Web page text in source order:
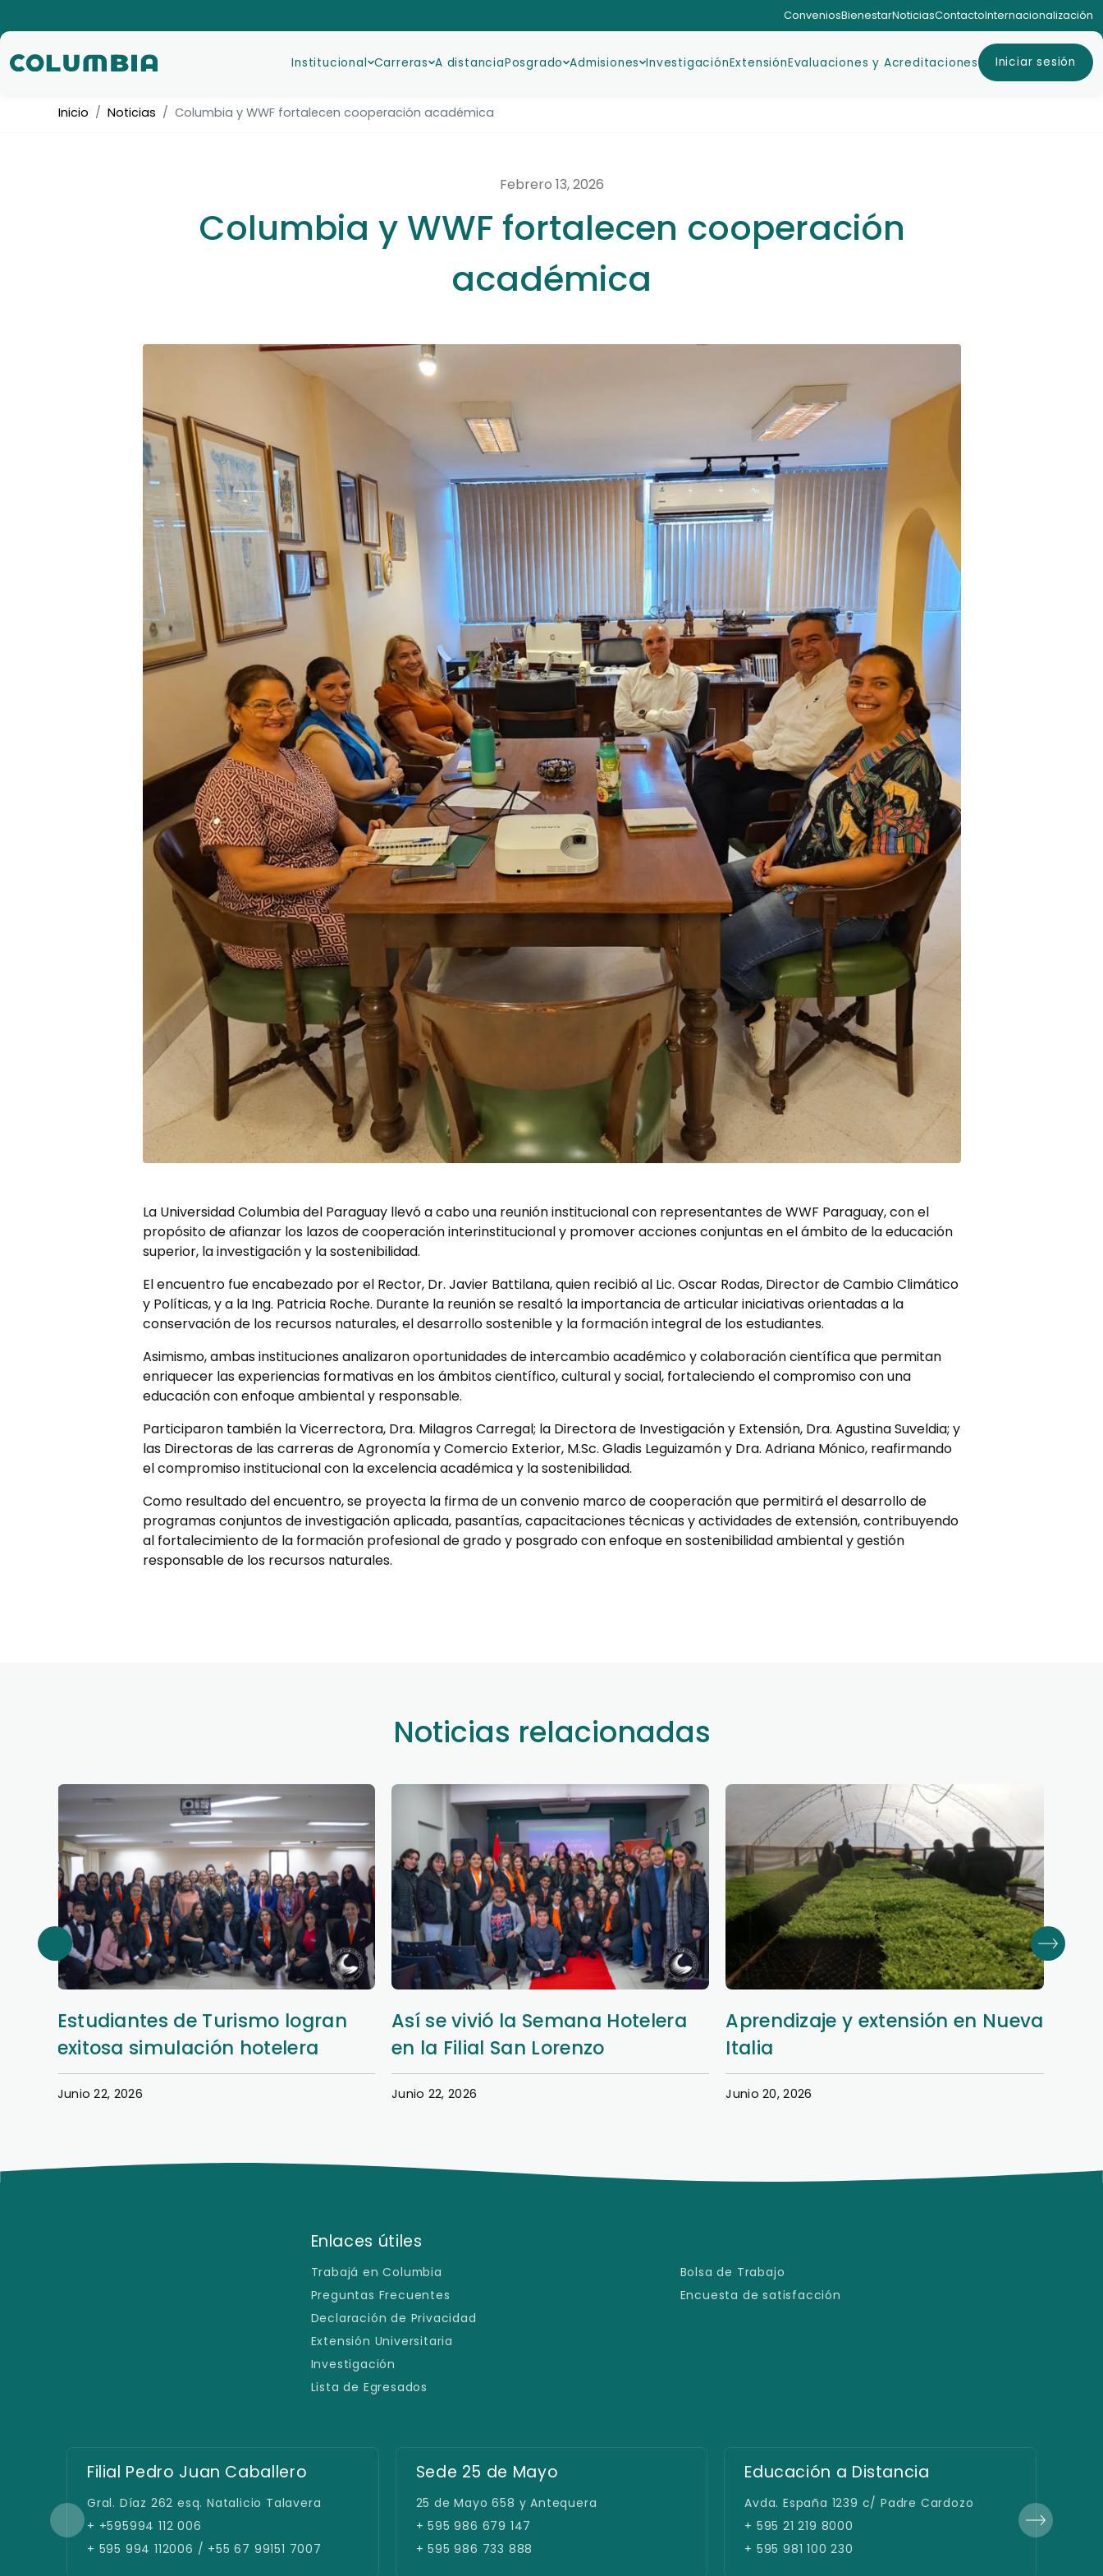
ConveniosBienestarNoticiasContactoInternacionalización
Institucional Carreras A distanciaPosgrado Admisiones InvestigaciónExtensiónEvaluaciones y Acreditaciones Iniciar sesión
Inicio Noticias Columbia y WWF fortalecen cooperación académica
Febrero 13, 2026
Columbia y WWF fortalecen cooperación
académica
La Universidad Columbia del Paraguay llevó a cabo una reunión institucional con representantes de WWF Paraguay, con el
propósito de afianzar los lazos de cooperación interinstitucional y promover acciones conjuntas en el ámbito de la educación
superior, la investigación y la sostenibilidad.
El encuentro fue encabezado por el Rector, Dr. Javier Battilana, quien recibió al Lic. Oscar Rodas, Director de Cambio Climático
y Políticas, y a la Ing. Patricia Roche. Durante la reunión se resaltó la importancia de articular iniciativas orientadas a la
conservación de los recursos naturales, el desarrollo sostenible y la formación integral de los estudiantes.
Asimismo, ambas instituciones analizaron oportunidades de intercambio académico y colaboración científica que permitan
enriquecer las experiencias formativas en los ámbitos científico, cultural y social, fortaleciendo el compromiso con una
educación con enfoque ambiental y responsable.
Participaron también la Vicerrectora, Dra. Milagros Carregal; la Directora de Investigación y Extensión, Dra. Agustina Suveldia; y
las Directoras de las carreras de Agronomía y Comercio Exterior, M.Sc. Gladis Leguizamón y Dra. Adriana Mónico, reafirmando
el compromiso institucional con la excelencia académica y la sostenibilidad.
Como resultado del encuentro, se proyecta la firma de un convenio marco de cooperación que permitirá el desarrollo de
programas conjuntos de investigación aplicada, pasantías, capacitaciones técnicas y actividades de extensión, contribuyendo
al fortalecimiento de la formación profesional de grado y posgrado con enfoque en sostenibilidad ambiental y gestión
responsable de los recursos naturales.
Noticias relacionadas
Estudiantes de Turismo logran
exitosa simulación hotelera
Junio 22, 2026
Así se vivió la Semana Hotelera
en la Filial San Lorenzo
Junio 22, 2026
Aprendizaje y extensión en Nueva
Italia
Junio 20, 2026
Enlaces útiles
Trabajá en Columbia
Preguntas Frecuentes
Declaración de Privacidad
Extensión Universitaria
Investigación
Lista de Egresados
Bolsa de Trabajo
Encuesta de satisfacción
Filial Pedro Juan Caballero
Gral. Díaz 262 esq. Natalicio Talavera
+ +595994 112 006
+ 595 994 112006 / +55 67 99151 7007
Sede 25 de Mayo
25 de Mayo 658 y Antequera
+ 595 986 679 147
+ 595 986 733 888
Educación a Distancia
Avda. España 1239 c/ Padre Cardozo
+ 595 21 219 8000
+ 595 981 100 230